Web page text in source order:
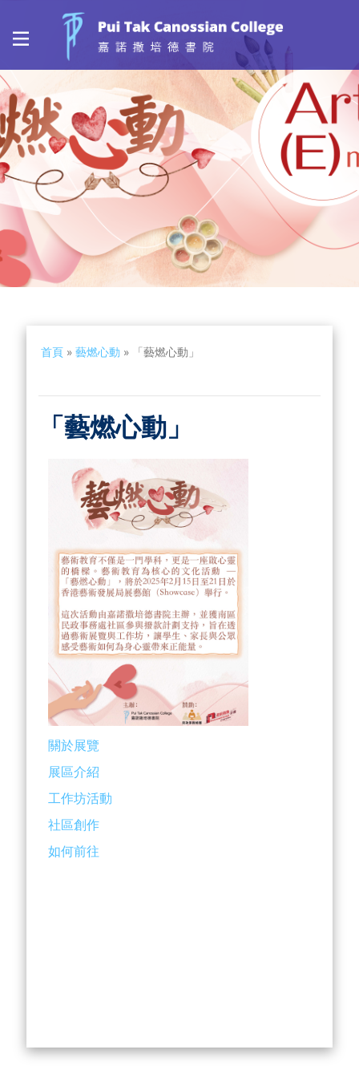
首頁 » 藝燃心動 » 「藝燃心動」
「藝燃心動」
關於展覽
展區介紹
工作坊活動
社區創作
如何前往